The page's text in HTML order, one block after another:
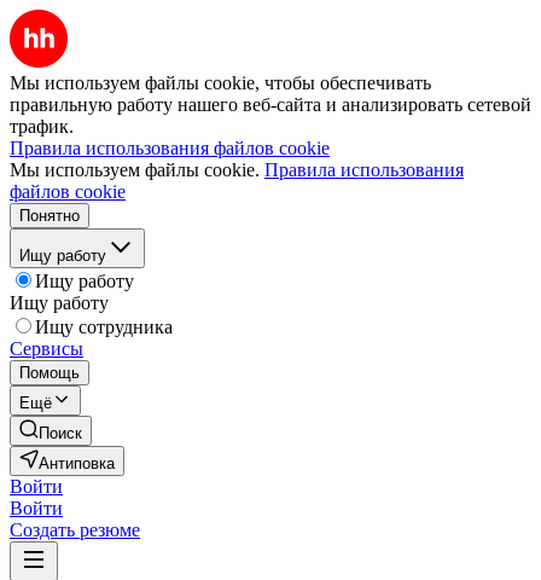
Мы используем файлы cookie, чтобы обеспечивать
правильную работу нашего веб-сайта и анализировать сетевой
трафик.
Правила использования файлов cookie
Мы используем файлы cookie. Правила использования
файлов cookie
Понятно
Ищу работу
Ищу работу
Ищу работу
Ищу сотрудника
Сервисы
Помощь
Ещё
Поиск
Антиповка
Войти
Войти
Создать резюме